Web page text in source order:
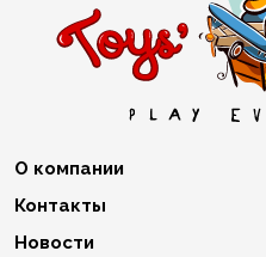
О компании
Контакты
Новости